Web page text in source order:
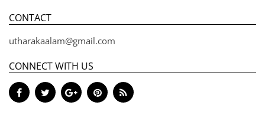
CONTACT
utharakaalam@gmail.com
CONNECT WITH US